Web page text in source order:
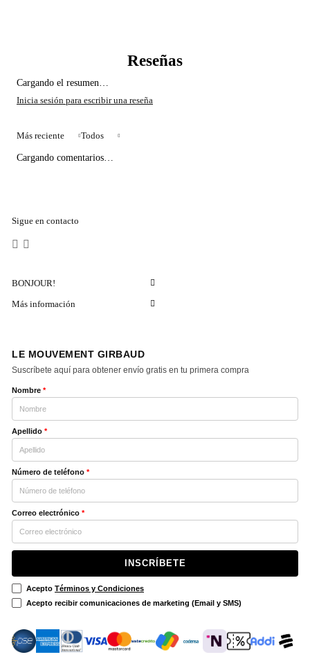
Cargando el resumen…
Más reciente Todos
Cargando comentarios…
Sigue en contacto
BONJOUR!
Más información
LE MOUVEMENT GIRBAUD
Suscríbete aquí para obtener envío gratis en tu primera compra
Nombre *
Apellido *
Número de teléfono *
Correo electrónico *
INSCRÍBETE
Acepto Términos y Condiciones
Acepto recibir comunicaciones de marketing (Email y SMS)